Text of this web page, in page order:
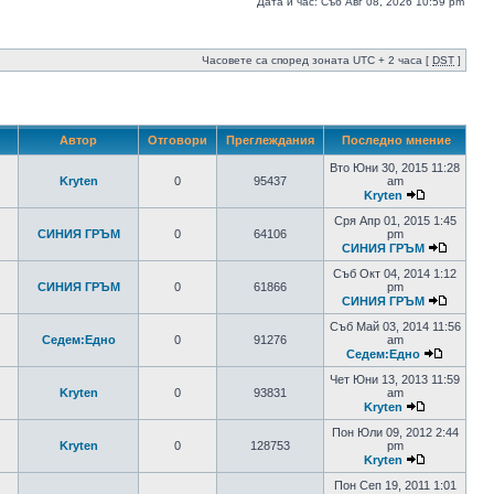
Часовете са според зоната UTC + 2 часа [ DST ]
Автор Отговори Преглеждания Последно мнение
Kryten 0 95437
Вто Юни 30, 2015 11:28
am
Kryten
СИНИЯ ГРЪМ 0 64106
Сря Апр 01, 2015 1:45
pm
СИНИЯ ГРЪМ
СИНИЯ ГРЪМ 0 61866
Съб Окт 04, 2014 1:12
pm
СИНИЯ ГРЪМ
Седем:Едно 0 91276
Съб Май 03, 2014 11:56
am
Седем:Едно
Kryten 0 93831
Чет Юни 13, 2013 11:59
am
Kryten
Kryten 0 128753
Пон Юли 09, 2012 2:44
pm
Kryten
Пон Сеп 19, 2011 1:01